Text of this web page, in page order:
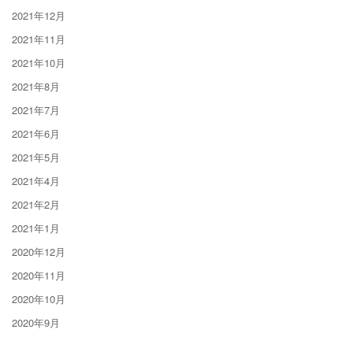
2021年12月
2021年11月
2021年10月
2021年8月
2021年7月
2021年6月
2021年5月
2021年4月
2021年2月
2021年1月
2020年12月
2020年11月
2020年10月
2020年9月